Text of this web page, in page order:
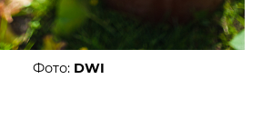
Фото: DWI